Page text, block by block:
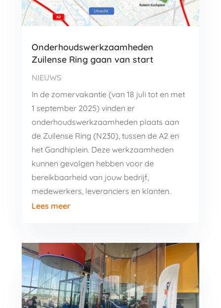
Onderhoudswerkzaamheden
Zuilense Ring gaan van start
NIEUWS
In de zomervakantie (van 18 juli tot en met
1 september 2025) vinden er
onderhoudswerkzaamheden plaats aan
de Zuilense Ring (N230), tussen de A2 en
het Gandhiplein. Deze werkzaamheden
kunnen gevolgen hebben voor de
bereikbaarheid van jouw bedrijf,
medewerkers, leveranciers en klanten.
Lees meer